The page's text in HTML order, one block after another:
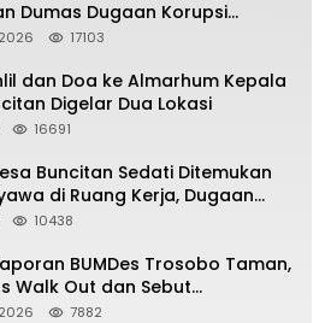
Dumas Dugaan Korupsi
Sidoarjo ke Kapolri
17103
dan Doa ke Almarhum Kepala
Digelar Dua Lokasi
16691
Buncitan Sedati Ditemukan
di Ruang Kerja, Dugaan
Menguat
10438
BUMDes Trosobo Taman,
Walk Out dan Sebut
7882